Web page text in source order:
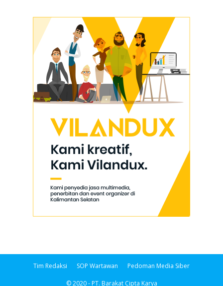
Tim Redaksi SOP Wartawan Pedoman Media Siber
© 2020 - PT. Barakat Cipta Karya